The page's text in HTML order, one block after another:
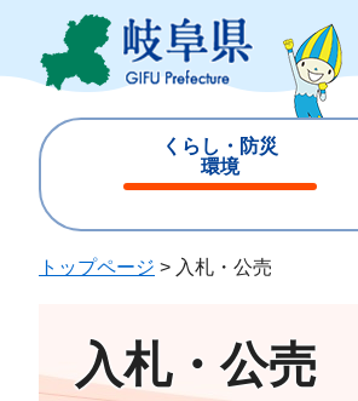
ジ
ュ
くらし・防災
環境
じ
トップページ > 入札・公売
入札・公売